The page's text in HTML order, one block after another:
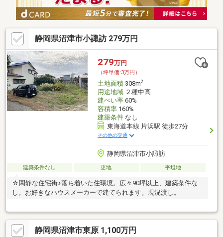
静岡県沼津市小諏訪 279万円
279万円
（坪単価:3万円）
土地面積308m2
用途地域２種中高
建ぺい率60%
容積率160%
建築条件なし
東海道本線 片浜駅 徒歩27分
その他の交通
静岡県沼津市小諏訪
建築条件なし 更地 平坦地
☆閑静な住宅街♪落ち着いた住環境。広々90坪以上、建築条件な
し。お好きなハウスメーカーで建てられます。現況渡し。
静岡県沼津市東原 1,100万円